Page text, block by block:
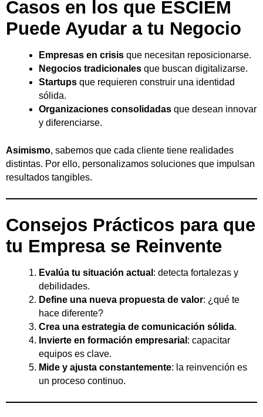
Casos en los que ESCIEM
Puede Ayudar a tu Negocio
Empresas en crisis que necesitan reposicionarse.
Negocios tradicionales que buscan digitalizarse.
Startups que requieren construir una identidad
sólida.
Organizaciones consolidadas que desean innovar
y diferenciarse.
Asimismo, sabemos que cada cliente tiene realidades
distintas. Por ello, personalizamos soluciones que impulsan
resultados tangibles.
Consejos Prácticos para que
tu Empresa se Reinvente
Evalúa tu situación actual : detecta fortalezas y
debilidades.
Define una nueva propuesta de valor: ¿qué te
hace diferente?
Crea una estrategia de comunicación sólida.
Invierte en formación empresarial : capacitar
equipos es clave.
Mide y ajusta constantemente: la reinvención es
un proceso continuo.